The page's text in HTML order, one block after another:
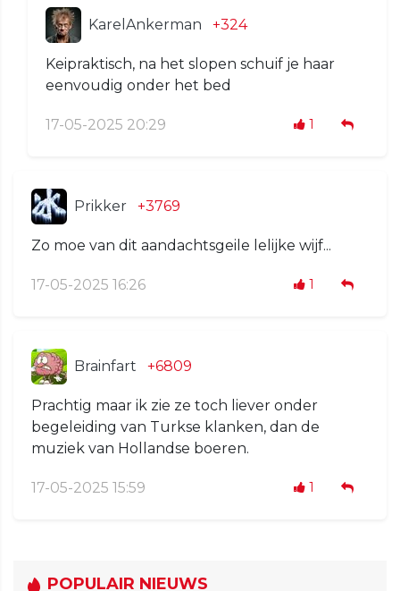
KarelAnkerman +324
Keipraktisch, na het slopen schuif je haar
eenvoudig onder het bed
17-05-2025 20:29 1
Prikker +3769
Zo moe van dit aandachtsgeile lelijke wijf...
17-05-2025 16:26 1
Brainfart +6809
Prachtig maar ik zie ze toch liever onder
begeleiding van Turkse klanken, dan de
muziek van Hollandse boeren.
17-05-2025 15:59 1
POPULAIR NIEUWS